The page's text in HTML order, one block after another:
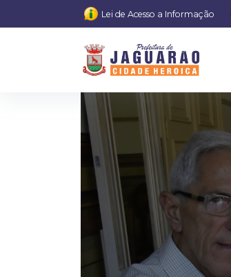
Lei de Acesso a Informação